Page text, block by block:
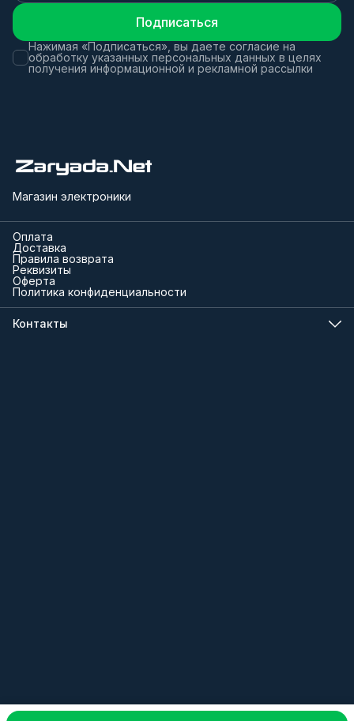
Подписаться
Нажимая «Подписаться», вы даете согласие на
обработку указанных персональных данных в целях
получения информационной и рекламной рассылки
Магазин электроники
Оплата
Доставка
Правила возврата
Реквизиты
Оферта
Политика конфиденциальности
Контакты